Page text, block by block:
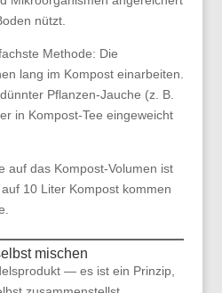
nützt.
Methode: Die
lang im Kompost einarbeiten.
Pflanzen-Jauche (z. B.
in Kompost-Tee eingeweicht
auf das Kompost-Volumen ist
10 Liter Kompost kommen
mischen
— es ist ein Prinzip,